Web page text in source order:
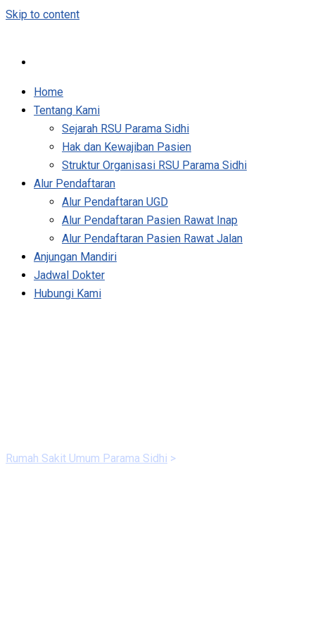
Skip to content
Home
Tentang Kami
Sejarah RSU Parama Sidhi
Hak dan Kewajiban Pasien
Struktur Organisasi RSU Parama Sidhi
Alur Pendaftaran
Alur Pendaftaran UGD
Alur Pendaftaran Pasien Rawat Inap
Alur Pendaftaran Pasien Rawat Jalan
Anjungan Mandiri
Jadwal Dokter
Hubungi Kami
Rumah Sakit Umum Parama Sidhi >